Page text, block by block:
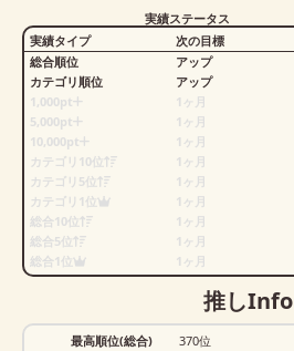
実績ステータス
実績タイプ
次の目標
総合順位
アップ
カテゴリ順位
アップ
1,000pt
1ヶ月
5,000pt
1ヶ月
10,000pt
1ヶ月
カテゴリ10位
1ヶ月
カテゴリ5位
1ヶ月
カテゴリ1位
1ヶ月
総合10位
1ヶ月
総合5位
1ヶ月
総合1位
1ヶ月
推しInfo
最高順位(総合)
370位